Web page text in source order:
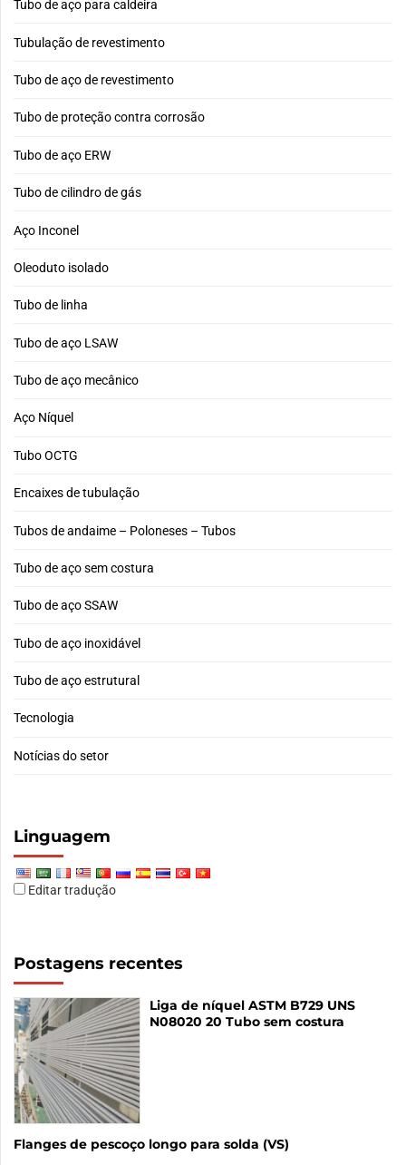
Tubo de aço para caldeira
Tubulação de revestimento
Tubo de aço de revestimento
Tubo de proteção contra corrosão
Tubo de aço ERW
Tubo de cilindro de gás
Aço Inconel
Oleoduto isolado
Tubo de linha
Tubo de aço LSAW
Tubo de aço mecânico
Aço Níquel
Tubo OCTG
Encaixes de tubulação
Tubos de andaime – Poloneses – Tubos
Tubo de aço sem costura
Tubo de aço SSAW
Tubo de aço inoxidável
Tubo de aço estrutural
Tecnologia
Notícias do setor
Linguagem
Editar tradução
Postagens recentes
Liga de níquel ASTM B729 UNS
N08020 20 Tubo sem costura
Flanges de pescoço longo para solda (VS)